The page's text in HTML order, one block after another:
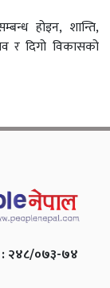
होइन, शान्ति,
र दिगो विकासको
: २४८/०७३-७४